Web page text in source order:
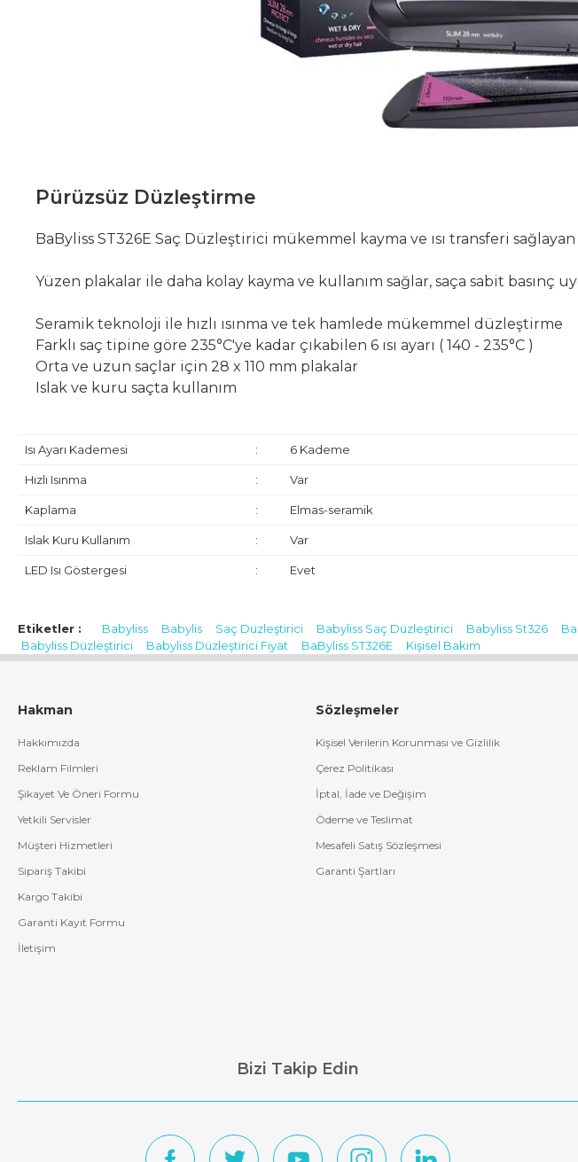
Pürüzsüz Düzleştirme
BaByliss ST326E Saç Düzleştirici mükemmel kayma ve ısı transferi
Yüzen plakalar ile daha kolay kayma ve kullanım sağlar, saça sabit basınç
Seramik teknoloji ile hızlı ısınma ve tek hamlede mükemmel düzleştirme
Farklı saç tipine göre 235°C'ye kadar çıkabilen 6 ısı ayarı ( 140 - 235°C )
Orta ve uzun saçlar için 28 x 110 mm plakalar
Islak ve kuru saçta kullanım
Isı Ayarı Kademesi : 6 Kademe
Hızlı Isınma : Var
Kaplama : Elmas-seramik
Islak Kuru Kullanım : Var
LED Isı Göstergesi : Evet
Bu ürüne
Dikilitaş Mahallesi Emirhan Cad. Barbaros Plaza İş Merkezi No:113 K.5 Beşiktaş / İSTANBUL
hakman@hs03.kep.tr, info@hakman.com.tr
Etiketler : Babyliss Babylis Saç Düzleştirici Babyliss Saç Düzleştirici Babyliss St326
Babyliss Düzleştirici
Babyliss Düzleştirici Fiyat BaByliss ST326E Kişisel Bakım
Hakman
Hakkımızda
Reklam Filmleri
Şikayet Ve Öneri Formu
Yetkili Servisler
Müşteri Hizmetleri
Sipariş Takibi
Kargo Takibi
Garanti Kayıt Formu
İletişim
Sözleşmeler
Kişisel Verilerin Korunması ve Gizlilik
Çerez Politikası
İptal, İade ve Değişim
Ödeme ve Teslimat
Mesafeli Satış Sözleşmesi
Garanti Şartları
Bizi Takip Edin